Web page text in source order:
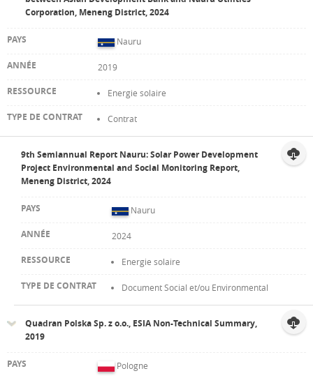
Corporation, Meneng District, 2024
Nauru
2019
Energie solaire
Contrat
9th Semiannual Report Nauru: Solar Power Development
Project Environmental and Social Monitoring Report,
Meneng District, 2024
Nauru
2024
Energie solaire
Document Social et/ou Environmental
Quadran Polska Sp. z o.o., ESIA Non-Technical Summary,
2019
Pologne